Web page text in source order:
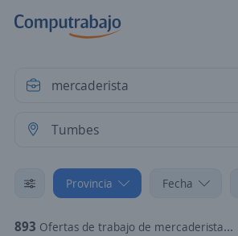
Provincia Fecha
893 Ofertas de trabajo de mercaderista en Tumbes